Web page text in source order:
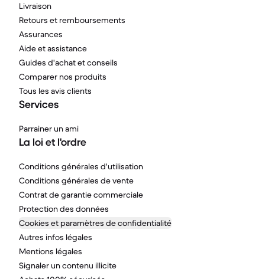
Livraison
Retours et remboursements
Assurances
Aide et assistance
Guides d'achat et conseils
Comparer nos produits
Tous les avis clients
Services
Parrainer un ami
La loi et l'ordre
Conditions générales d'utilisation
Conditions générales de vente
Contrat de garantie commerciale
Protection des données
Cookies et paramètres de confidentialité
Autres infos légales
Mentions légales
Signaler un contenu illicite